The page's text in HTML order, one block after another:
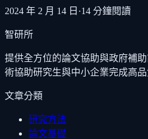
2024 年 2 月 14 日 ·14 分鐘閱讀
智研所
提供全方位的論文協助與政府補
術協助研究生與中小企業完成高
文章分類
研究方法
論文基礎